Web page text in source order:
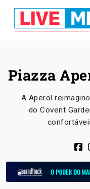
Piazza
A Aperol
do Covent